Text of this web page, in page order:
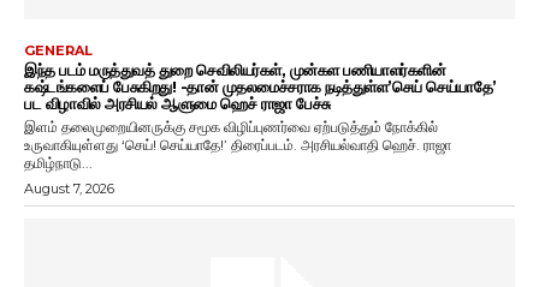
GENERAL
இந்த படம் மருத்துவத் துறை செவிலியர்கள், முன்கள பணியாளர்களின்
கஷ்டங்களைப் பேசுகிறது! -தான் முதலமைச்சராக நடித்துள்ள’செய் செய்யாதே’
பட விழாவில் அரசியல் ஆளுமை ஹெச் ராஜா பேச்சு
இளம் தலைமுறையினருக்கு சமூக விழிப்புணர்வை ஏற்படுத்தும் நோக்கில்
உருவாகியுள்ளது ‘செய்! செய்யாதே!’ திரைப்படம். அரசியல்வாதி ஹெச். ராஜா
தமிழ்நாடு...
August 7, 2026